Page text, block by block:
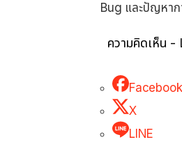
Bug และปัญหาก
ความคิดเห็น
Facebook
X
LINE